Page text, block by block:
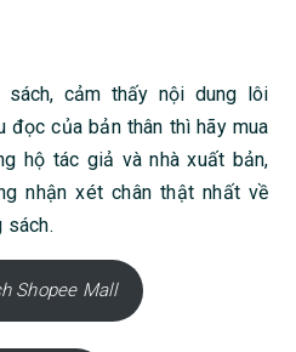
sách, cảm thấy nội dung lôi
đọc của bản thân thì hãy mua
hộ tác giả và nhà xuất bản,
nhận xét chân thật nhất về
sách.
Shopee Mall